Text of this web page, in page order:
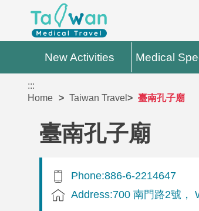
New Activities Medical
:::
Home
Taiwan Travel 臺南孔子廟
臺南孔子廟
Phone:886-6-2214647
Address:700 南門路2號，